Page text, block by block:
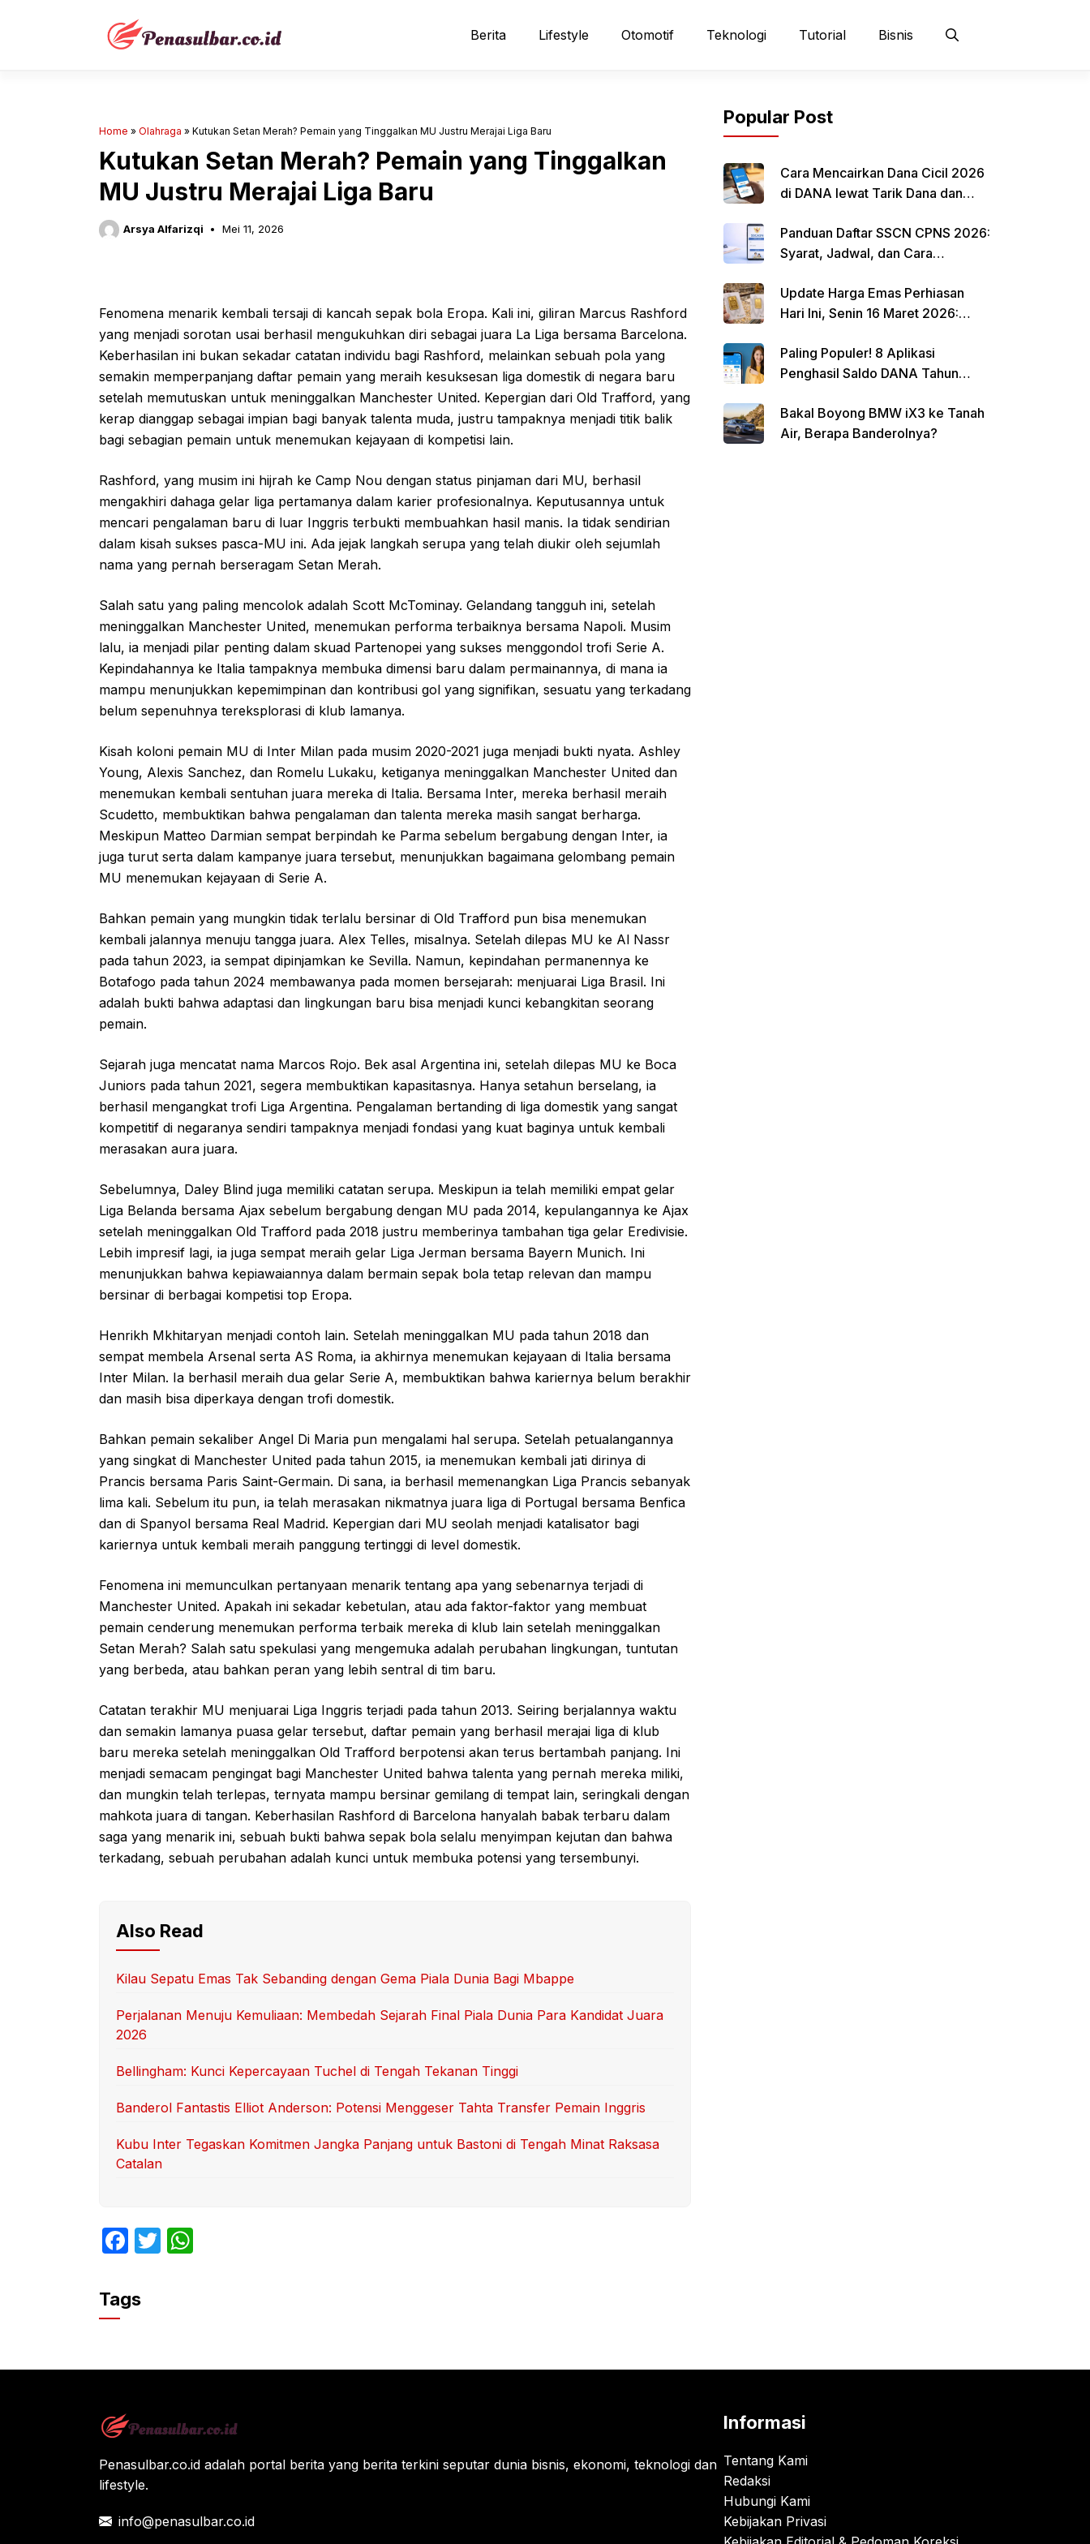
Berita Lifestyle Otomotif Teknologi Tutorial Bisnis
Home » Olahraga » Kutukan Setan Merah? Pemain yang Tinggalkan MU Justru Merajai Liga Baru
Kutukan Setan Merah? Pemain yang Tinggalkan
MU Justru Merajai Liga Baru
Arsya Alfarizqi Mei 11, 2026
Fenomena menarik kembali tersaji di kancah sepak bola Eropa. Kali ini, giliran Marcus Rashford
yang menjadi sorotan usai berhasil mengukuhkan diri sebagai juara La Liga bersama Barcelona.
Keberhasilan ini bukan sekadar catatan individu bagi Rashford, melainkan sebuah pola yang
semakin memperpanjang daftar pemain yang meraih kesuksesan liga domestik di negara baru
setelah memutuskan untuk meninggalkan Manchester United. Kepergian dari Old Trafford, yang
kerap dianggap sebagai impian bagi banyak talenta muda, justru tampaknya menjadi titik balik
bagi sebagian pemain untuk menemukan kejayaan di kompetisi lain.
Rashford, yang musim ini hijrah ke Camp Nou dengan status pinjaman dari MU, berhasil
mengakhiri dahaga gelar liga pertamanya dalam karier profesionalnya. Keputusannya untuk
mencari pengalaman baru di luar Inggris terbukti membuahkan hasil manis. Ia tidak sendirian
dalam kisah sukses pasca-MU ini. Ada jejak langkah serupa yang telah diukir oleh sejumlah
nama yang pernah berseragam Setan Merah.
Salah satu yang paling mencolok adalah Scott McTominay. Gelandang tangguh ini, setelah
meninggalkan Manchester United, menemukan performa terbaiknya bersama Napoli. Musim
lalu, ia menjadi pilar penting dalam skuad Partenopei yang sukses menggondol trofi Serie A.
Kepindahannya ke Italia tampaknya membuka dimensi baru dalam permainannya, di mana ia
mampu menunjukkan kepemimpinan dan kontribusi gol yang signifikan, sesuatu yang terkadang
belum sepenuhnya tereksplorasi di klub lamanya.
Kisah koloni pemain MU di Inter Milan pada musim 2020-2021 juga menjadi bukti nyata. Ashley
Young, Alexis Sanchez, dan Romelu Lukaku, ketiganya meninggalkan Manchester United dan
menemukan kembali sentuhan juara mereka di Italia. Bersama Inter, mereka berhasil meraih
Scudetto, membuktikan bahwa pengalaman dan talenta mereka masih sangat berharga.
Meskipun Matteo Darmian sempat berpindah ke Parma sebelum bergabung dengan Inter, ia
juga turut serta dalam kampanye juara tersebut, menunjukkan bagaimana gelombang pemain
MU menemukan kejayaan di Serie A.
Bahkan pemain yang mungkin tidak terlalu bersinar di Old Trafford pun bisa menemukan
kembali jalannya menuju tangga juara. Alex Telles, misalnya. Setelah dilepas MU ke Al Nassr
pada tahun 2023, ia sempat dipinjamkan ke Sevilla. Namun, kepindahan permanennya ke
Botafogo pada tahun 2024 membawanya pada momen bersejarah: menjuarai Liga Brasil. Ini
adalah bukti bahwa adaptasi dan lingkungan baru bisa menjadi kunci kebangkitan seorang
pemain.
Sejarah juga mencatat nama Marcos Rojo. Bek asal Argentina ini, setelah dilepas MU ke Boca
Juniors pada tahun 2021, segera membuktikan kapasitasnya. Hanya setahun berselang, ia
berhasil mengangkat trofi Liga Argentina. Pengalaman bertanding di liga domestik yang sangat
kompetitif di negaranya sendiri tampaknya menjadi fondasi yang kuat baginya untuk kembali
merasakan aura juara.
Sebelumnya, Daley Blind juga memiliki catatan serupa. Meskipun ia telah memiliki empat gelar
Liga Belanda bersama Ajax sebelum bergabung dengan MU pada 2014, kepulangannya ke Ajax
setelah meninggalkan Old Trafford pada 2018 justru memberinya tambahan tiga gelar Eredivisie.
Lebih impresif lagi, ia juga sempat meraih gelar Liga Jerman bersama Bayern Munich. Ini
menunjukkan bahwa kepiawaiannya dalam bermain sepak bola tetap relevan dan mampu
bersinar di berbagai kompetisi top Eropa.
Henrikh Mkhitaryan menjadi contoh lain. Setelah meninggalkan MU pada tahun 2018 dan
sempat membela Arsenal serta AS Roma, ia akhirnya menemukan kejayaan di Italia bersama
Inter Milan. Ia berhasil meraih dua gelar Serie A, membuktikan bahwa kariernya belum berakhir
dan masih bisa diperkaya dengan trofi domestik.
Bahkan pemain sekaliber Angel Di Maria pun mengalami hal serupa. Setelah petualangannya
yang singkat di Manchester United pada tahun 2015, ia menemukan kembali jati dirinya di
Prancis bersama Paris Saint-Germain. Di sana, ia berhasil memenangkan Liga Prancis sebanyak
lima kali. Sebelum itu pun, ia telah merasakan nikmatnya juara liga di Portugal bersama Benfica
dan di Spanyol bersama Real Madrid. Kepergian dari MU seolah menjadi katalisator bagi
kariernya untuk kembali meraih panggung tertinggi di level domestik.
Fenomena ini memunculkan pertanyaan menarik tentang apa yang sebenarnya terjadi di
Manchester United. Apakah ini sekadar kebetulan, atau ada faktor-faktor yang membuat
pemain cenderung menemukan performa terbaik mereka di klub lain setelah meninggalkan
Setan Merah? Salah satu spekulasi yang mengemuka adalah perubahan lingkungan, tuntutan
yang berbeda, atau bahkan peran yang lebih sentral di tim baru.
Catatan terakhir MU menjuarai Liga Inggris terjadi pada tahun 2013. Seiring berjalannya waktu
dan semakin lamanya puasa gelar tersebut, daftar pemain yang berhasil merajai liga di klub
baru mereka setelah meninggalkan Old Trafford berpotensi akan terus bertambah panjang. Ini
menjadi semacam pengingat bagi Manchester United bahwa talenta yang pernah mereka miliki,
dan mungkin telah terlepas, ternyata mampu bersinar gemilang di tempat lain, seringkali dengan
mahkota juara di tangan. Keberhasilan Rashford di Barcelona hanyalah babak terbaru dalam
saga yang menarik ini, sebuah bukti bahwa sepak bola selalu menyimpan kejutan dan bahwa
terkadang, sebuah perubahan adalah kunci untuk membuka potensi yang tersembunyi.
Also Read
Kilau Sepatu Emas Tak Sebanding dengan Gema Piala Dunia Bagi Mbappe
Perjalanan Menuju Kemuliaan: Membedah Sejarah Final Piala Dunia Para Kandidat Juara
2026
Bellingham: Kunci Kepercayaan Tuchel di Tengah Tekanan Tinggi
Banderol Fantastis Elliot Anderson: Potensi Menggeser Tahta Transfer Pemain Inggris
Kubu Inter Tegaskan Komitmen Jangka Panjang untuk Bastoni di Tengah Minat Raksasa
Catalan
F
c
e
o
k
T
p
Tags
Popular Post
Cara Mencairkan Dana Cicil 2026
di DANA lewat Tarik Dana dan
Panduan Daftar SSCN CPNS 2026:
Syarat, Jadwal, dan Cara
Update Harga Emas Perhiasan
Hari Ini, Senin 16 Maret 2026:
Paling Populer! 8 Aplikasi
Penghasil Saldo DANA Tahun
Bakal Boyong BMW iX3 ke Tanah
Air, Berapa Banderolnya?
Penasulbar.co.id adalah portal berita yang berita terkini seputar dunia bisnis, ekonomi, teknologi dan
lifestyle.
info@penasulbar.co.id
Informasi
Tentang Kami
Redaksi
Hubungi Kami
Kebijakan Privasi